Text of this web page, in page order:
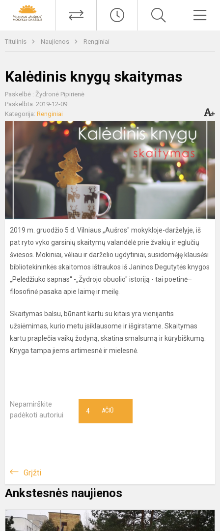
Titulinis Naujienos Renginiai
Kalėdinis knygų skaitymas
Paskelbė : Žydronė Pipirienė
Paskelbta: 2019-12-09
Kategorija: Renginiai
2019 m. gruodžio 5 d. Vilniaus „Aušros" mokykloje-darželyje, iš
pat ryto vyko garsinių skaitymų valandėlė prie žvakių ir eglučių
šviesos. Mokiniai, vėliau ir darželio ugdytiniai, susidomėję klausėsi
bibliotekininkės skaitomos ištraukos iš Janinos Degutytės knygos
„Pelėdžiuko sapnas“ -„Žydrojo obuolio" istoriją - tai poetinė–
filosofinė pasaka apie laimę ir meilę.
Skaitymas balsu, būnant kartu su kitais yra vienijantis
užsiėmimas, kurio metu įsiklausome ir išgirstame. Skaitymas
kartu praplečia vaikų žodyną, skatina smalsumą ir kūrybiškumą.
Knyga tampa jiems artimesnė ir mielesnė.
Nepamirškite
padėkoti autoriui
AČIŪ
4
Grįžti
Ankstesnės naujienos